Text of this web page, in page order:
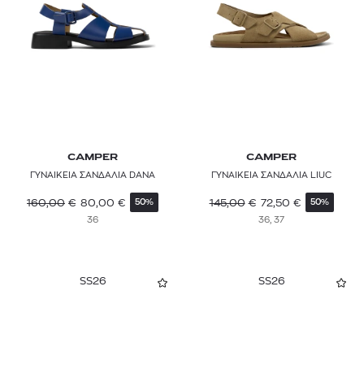
CAMPER
ΓΥΝΑΙΚΕΙΑ ΣΑΝΔΑΛΙΑ DANA
160,00 € 80,00 € 50%
36
CAMPER
ΓΥΝΑΙΚΕΙΑ ΣΑΝΔΑΛΙΑ LIUC
145,00 € 72,50 € 50%
36, 37
SS26 SS26